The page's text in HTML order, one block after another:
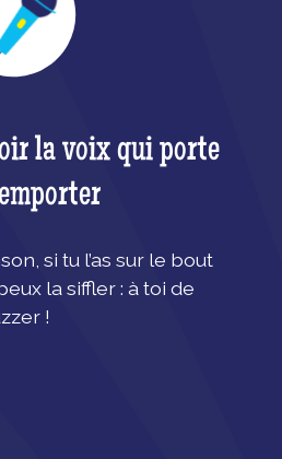
la voix qui porte
si tu l’as sur le bout
la siffler : à toi de
!